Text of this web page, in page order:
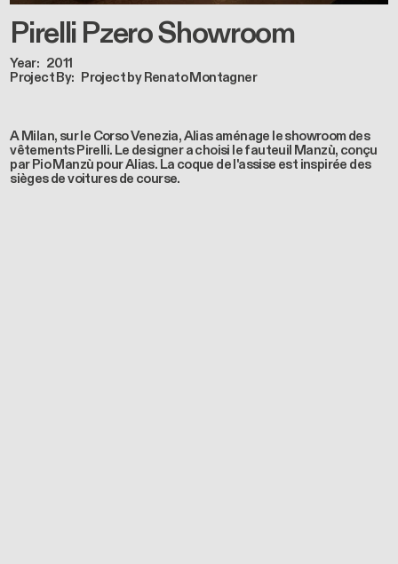
Pirelli Pzero Showroom
Year
2011
Project By Project by Renato Montagner
A Milan, sur le Corso Venezia, Alias aménage le showroom des
vêtements Pirelli. Le designer a choisi le fauteuil Manzù, conçu
par Pio Manzù pour Alias. La coque de l'assise est inspirée des
sièges de voitures de course.